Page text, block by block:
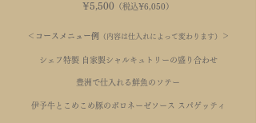
¥5,500 （税込¥6,050 ）
＜コースメニュー例 （内容は仕入れによって変わります） ＞
シェフ特製 自家製シャルキュトリーの盛り合わせ
豊洲で仕入れる鮮魚のソテー
伊予牛とこめこめ豚のボロネーゼソース スパゲッティ